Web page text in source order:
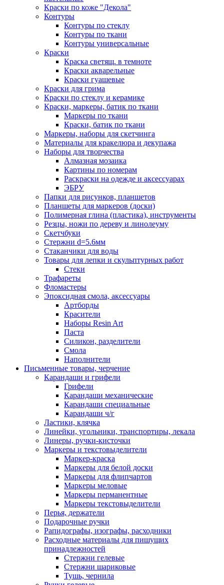
Краски по коже "Декола"
Контуры
Контуры по стеклу
Контуры по ткани
Контуры универсальные
Краски
Краска светящ. в темноте
Краски акварельные
Краски гуашевые
Краски для грима
Краски по стеклу и керамике
Краски, маркеры, батик по ткани
Маркеры по ткани
Краски, батик по ткани
Маркеры, наборы для скетчинга
Материалы для кракелюра и декупажа
Наборы для творчества
Алмазная мозаика
Картины по номерам
Раскраски на одежде и аксессуарах
ЭБРУ
Папки для рисунков, планшетов
Планшеты для маркеров (доски)
Полимерная глина (пластика), инструменты
Резцы, ножи по дереву и линолеуму
Скетчбуки
Стержни d=5.6мм
Стаканчики для воды
Товары для лепки и скульптурных работ
Стеки
Трафареты
Фломастеры
Эпоксидная смола, аксессуары
Артборды
Красители
Наборы Resin Art
Паста
Силикон, разделители
Смола
Наполнители
Письменные товары, черчение
Карандаши и грифели
Грифели
Карандаши механические
Карандаши специальные
Карандаши ч/г
Ластики, клячка
Линейки, угольники, транспортиры, лекала
Линеры, ручки-кисточки
Маркеры и текстовыделители
Маркер-краска
Маркеры для белой доски
Маркеры для флипчартов
Маркеры меловые
Маркеры перманентные
Маркеры текстовыделители
Перья, держатели
Подарочные ручки
Рапидографы, изографы, расходники
Расходные материалы для пишущих
принадлежностей
Стержни гелевые
Стержни шариковые
Тушь, чернила